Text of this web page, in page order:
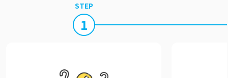
STEP
1